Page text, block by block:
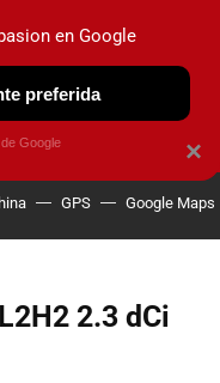
OBSERVATORIO
GPS Google Maps
2.3 dCi
×
en Google
preferida
Google